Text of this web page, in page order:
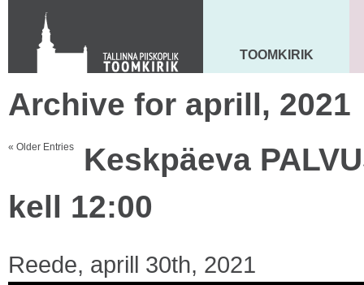
KONTAKT
Toom-Kooli 6, 10130 TALLINN
tallinna.toom@eelk.ee
MAARJA KIRIK
TOOMKIRIK
Archive for aprill, 2021
« Older Entries
Keskpäeva
kell 12:00
Reede, aprill 30th, 2021